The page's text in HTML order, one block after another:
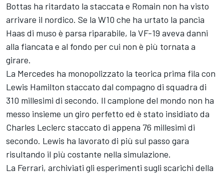
Bottas ha ritardato la staccata e Romain non ha visto
arrivare il nordico. Se la W10 che ha urtato la pancia
Haas di muso è parsa riparabile, la VF-19 aveva danni
alla fiancata e al fondo per cui non è più tornata a
girare.
La Mercedes ha monopolizzato la teorica prima fila con
Lewis Hamilton staccato dal compagno di squadra di
310 millesimi di secondo. Il campione del mondo non ha
messo insieme un giro perfetto ed è stato insidiato da
Charles Leclerc staccato di appena 76 millesimi di
secondo. Lewis ha lavorato di più sul passo gara
risultando il più costante nella simulazione.
La Ferrari, archiviati gli esperimenti sugli scarichi della